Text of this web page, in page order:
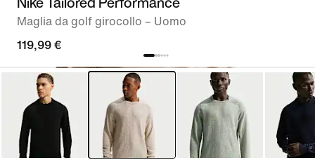
Maglia da golf girocollo – Uomo
119,99 €